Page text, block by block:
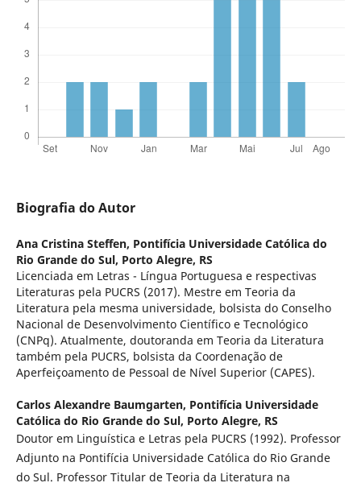
Biografia do Autor
Ana Cristina Steffen, Pontifícia Universidade Católica do
Rio Grande do Sul, Porto Alegre, RS
Licenciada em Letras - Língua Portuguesa e respectivas
Literaturas pela PUCRS (2017). Mestre em Teoria da
Literatura pela mesma universidade, bolsista do Conselho
Nacional de Desenvolvimento Científico e Tecnológico
(CNPq). Atualmente, doutoranda em Teoria da Literatura
também pela PUCRS, bolsista da Coordenação de
Aperfeiçoamento de Pessoal de Nível Superior (CAPES).
Carlos Alexandre Baumgarten, Pontifícia Universidade
Católica do Rio Grande do Sul, Porto Alegre, RS
Doutor em Linguística e Letras pela PUCRS (1992). Professor
Adjunto na Pontifícia Universidade Católica do Rio Grande
do Sul. Professor Titular de Teoria da Literatura na